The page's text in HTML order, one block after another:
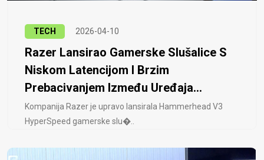
TECH 2026-04-10
Razer Lansirao Gamerske Slušalice S
Niskom Latencijom I Brzim
Prebacivanjem Između Uređaja...
Kompanija Razer je upravo lansirala Hammerhead V3
HyperSpeed ​​gamerske slu�..